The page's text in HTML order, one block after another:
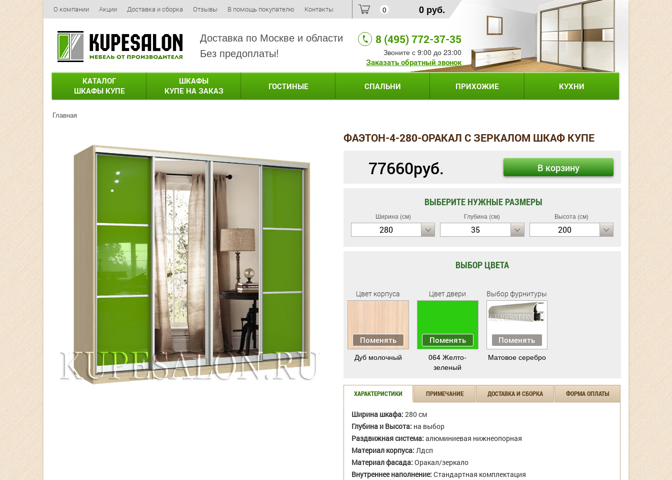
О компании Акции Доставка и сборка Отзывы В помощь покупателю Контакты 0 0 руб.
Доставка по Москве и области
Без предоплаты!
8 (495) 772-37-35
Звоните с 9:00 до 23:00
Заказать обратный звонок
КАТАЛОГ
ШКАФЫ КУПЕ
ШКАФЫ
КУПЕ НА ЗАКАЗ
ГОСТИНЫЕ СПАЛЬНИ ПРИХОЖИЕ КУХНИ
Главная
ФАЭТОН-4-280-ОРАКАЛ С ЗЕРКАЛОМ ШКАФ КУПЕ
77660руб. В корзину
ВЫБЕРИТЕ НУЖНЫЕ РАЗМЕРЫ
Ширина (см)
280
Глубина (см)
35
Высота (см)
200
ВЫБОР ЦВЕТА
Цвет корпуса
Поменять
Дуб молочный
Цвет двери
Поменять
064 Желто-
зеленый
Выбор фурнитуры
Поменять
Матовое серебро
ХАРАКТЕРИСТИКИ ПРИМЕЧАНИЕ ДОСТАВКА И СБОРКА ФОРМА ОПЛАТЫ
Ширина шкафа: 280 см
Глубина и Высота: на выбор
Раздвижная система: алюминиевая нижнеопорная
Материал корпуса: Лдсп
Материал фасада: Оракал/зеркало
Внутреннее наполнение: Стандартная комплектация